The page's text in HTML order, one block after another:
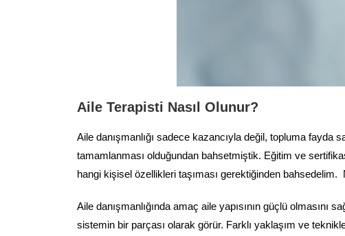
Aile Terapisti Nasıl Olunur?
Aile danışmanlığı sadece kazancıyla değil, topluma
tamamlanması olduğundan bahsetmiştik. Eğitim ve
hangi kişisel özellikleri taşıması gerektiğinden
Aile danışmanlığında amaç aile yapısının güçlü
sistemin bir parçası olarak görür. Farklı yaklaşım ve